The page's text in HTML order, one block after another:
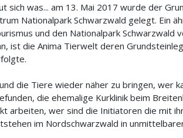
sich was... am 13. Mai 2017 wurde der
Nationalpark Schwarzwald gelegt. Ein
und den Nationalpark Schwarzwald
ist die Anima Tierwelt deren
die Tiere wieder näher zu bringen, wer
die ehemalige Kurklinik beim
arbeiten, wer sind die Initiatoren die mit
im Nordschwarzwald in